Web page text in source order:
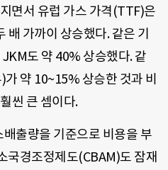
면서 유럽 가스 가격(TTF)은
배 가까이 상승했다. 같은 기
도 약 40% 상승했다. 같
약 10~15% 상승한 것과 비
씬 큰 셈이다.
출량을 기준으로 비용을 부
국경조정제도(CBAM)도 잠재